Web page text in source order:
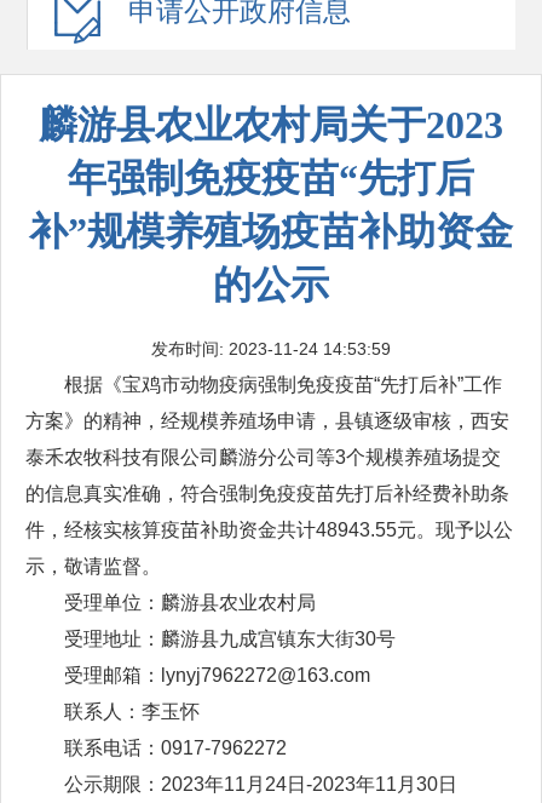
申请公开政府信息
麟游县农业农村局关于2023
年强制免疫疫苗“先打后
补”规模养殖场疫苗补助资金
的公示
发布时间: 2023-11-24 14:53:59
根据《宝鸡市动物疫病强制免疫疫苗“先打后补”工作
方案》的精神，经规模养殖场申请，县镇逐级审核，西安
泰禾农牧科技有限公司麟游分公司等3个规模养殖场提交
的信息真实准确，符合强制免疫疫苗先打后补经费补助条
件，经核实核算疫苗补助资金共计48943.55元。现予以公
示，敬请监督。
受理单位：麟游县农业农村局
受理地址：麟游县九成宫镇东大街30号
受理邮箱：lynyj7962272@163.com
联系人：李玉怀
联系电话：0917-7962272
公示期限：2023年11月24日-2023年11月30日